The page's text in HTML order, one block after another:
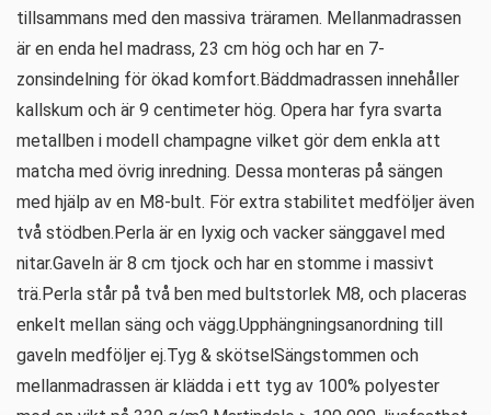
tillsammans med den massiva träramen. Mellanmadrassen
är en enda hel madrass, 23 cm hög och har en 7-
zonsindelning för ökad komfort.Bäddmadrassen innehåller
kallskum och är 9 centimeter hög. Opera har fyra svarta
metallben i modell champagne vilket gör dem enkla att
matcha med övrig inredning. Dessa monteras på sängen
med hjälp av en M8-bult. För extra stabilitet medföljer även
två stödben.Perla är en lyxig och vacker sänggavel med
nitar.Gaveln är 8 cm tjock och har en stomme i massivt
trä.Perla står på två ben med bultstorlek M8, och placeras
enkelt mellan säng och vägg.Upphängningsanordning till
gaveln medföljer ej.Tyg & skötselSängstommen och
mellanmadrassen är klädda i ett tyg av 100% polyester